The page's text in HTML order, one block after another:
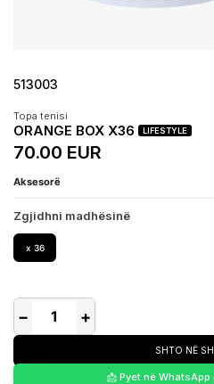
513003
Topa tenisi
ORANGE BOX X36 LIFESTYLE
70.00 EUR
Aksesorë
Zgjidhni madhësinë
x 36
− +
SHTO NË
📩 Pyet në